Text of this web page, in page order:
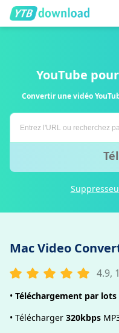
YouTube
Convertir une vidéo
Mac Video
4.9,
• Téléchargement par lots
• Télécharger 320kbps